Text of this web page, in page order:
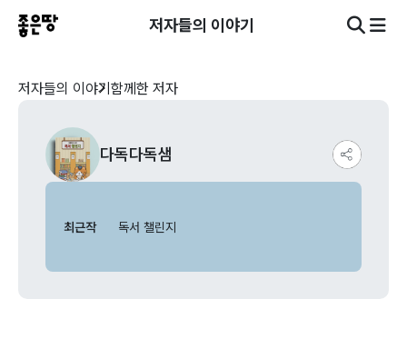
저자들의 이야기
저자들의 이야기 함께한 저자
다독다독샘
최근작 독서 챌린지